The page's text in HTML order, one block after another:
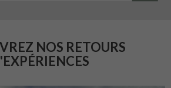
NOS RETOURS